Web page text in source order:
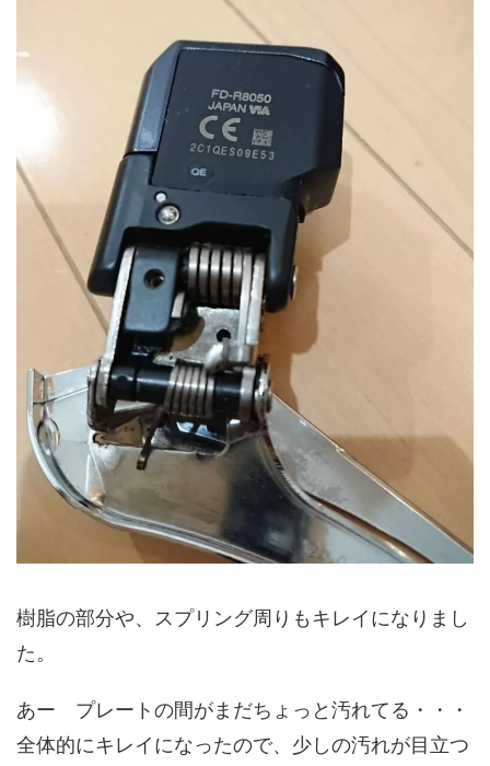
樹脂の部分や、スプリング周りもキレイになりまし
た。
あー プレートの間がまだちょっと汚れてる・・・
全体的にキレイになったので、少しの汚れが目立つ